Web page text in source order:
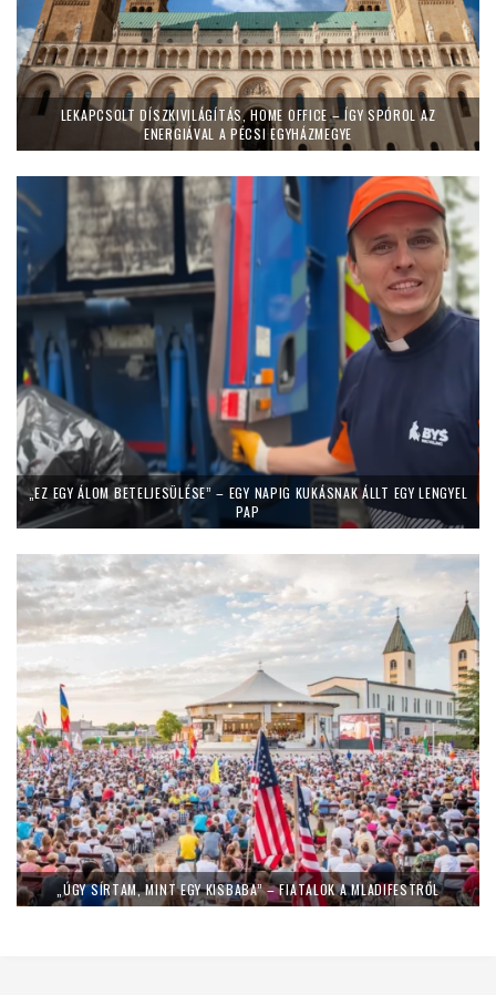
LEKAPCSOLT DÍSZKIVILÁGÍTÁS, HOME OFFICE – ÍGY SPÓROL AZ
ENERGIÁVAL A PÉCSI EGYHÁZMEGYE
„EZ EGY ÁLOM BETELJESÜLÉSE” – EGY NAPIG KUKÁSNAK ÁLLT EGY LENGYEL
PAP
„ÚGY SÍRTAM, MINT EGY KISBABA” – FIATALOK A MLADIFESTRŐL